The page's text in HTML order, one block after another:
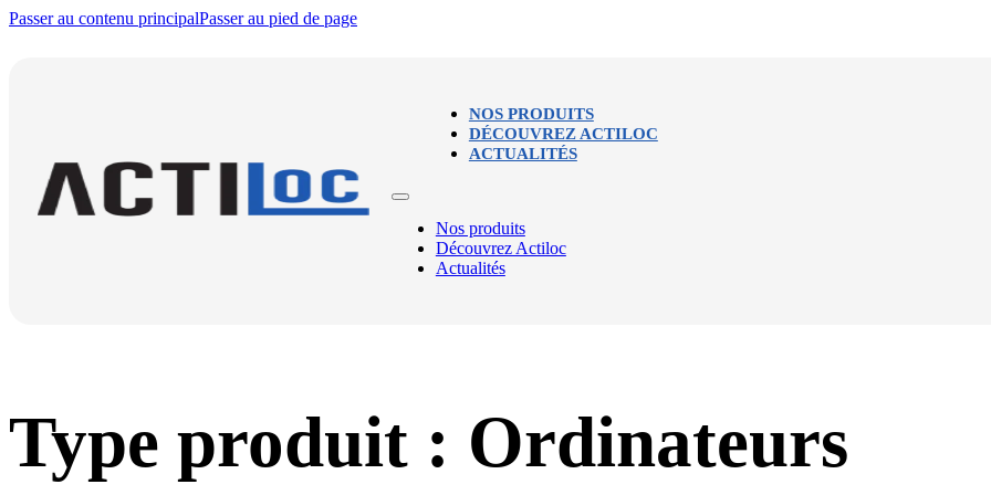
Passer au contenu principalPasser au pied de page
NOS PRODUITS
DÉCOUVREZ ACTILOC
ACTUALITÉS
Nos produits
Découvrez Actiloc
Actualités
Type produit : Ordinateurs